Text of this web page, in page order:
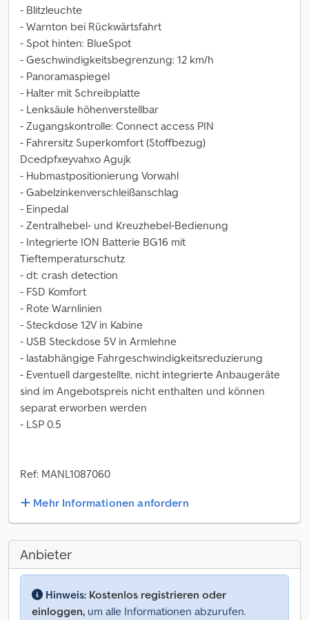
- Blitzleuchte
- Warnton bei Rückwärtsfahrt
- Spot hinten: BlueSpot
- Geschwindigkeitsbegrenzung: 12 km/h
- Panoramaspiegel
- Halter mit Schreibplatte
- Lenksäule höhenverstellbar
- Zugangskontrolle: Connect access PIN
- Fahrersitz Superkomfort (Stoffbezug)
Dcedpfxeyvahxo Agujk
- Hubmastpositionierung Vorwahl
- Gabelzinkenverschleißanschlag
- Einpedal
- Zentralhebel- und Kreuzhebel-Bedienung
- Integrierte ION Batterie BG16 mit
Tieftemperaturschutz
- dt: crash detection
- FSD Komfort
- Rote Warnlinien
- Steckdose 12V in Kabine
- USB Steckdose 5V in Armlehne
- lastabhängige Fahrgeschwindigkeitsreduzierung
- Eventuell dargestellte, nicht integrierte Anbaugeräte
sind im Angebotspreis nicht enthalten und können
separat erworben werden
- LSP 0.5
Ref: MANL1087060
Mehr Informationen anfordern
Anbieter
Hinweis: Kostenlos registrieren oder
einloggen, um alle Informationen abzurufen.